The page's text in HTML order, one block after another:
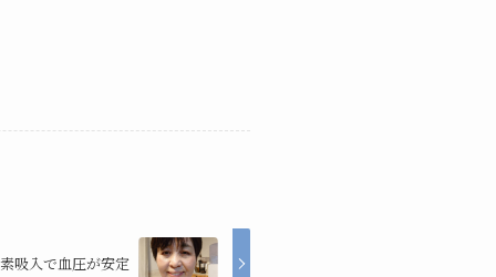
吸入で血圧が安定